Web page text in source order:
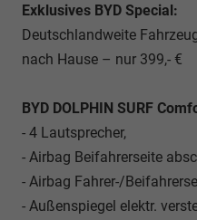
Exklusives BYD Special:
Deutschlandweite
nach Hause – nur 399,- €
BYD DOLPHIN SURF
- 4 Lautsprecher,
- Airbag Beifahrerseite
- Airbag Fahrer-/
- Außenspiegel elektr.